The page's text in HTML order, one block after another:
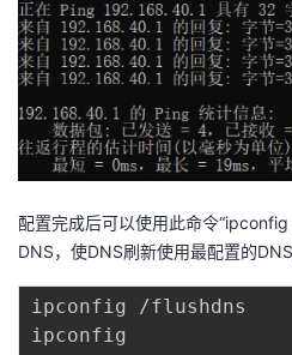
配置完成后可以使用此命令
DNS，使DNS刷新使用最配置的DNS
ipconfig /flushdns